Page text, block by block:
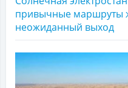
привычные маршруты
неожиданный выход